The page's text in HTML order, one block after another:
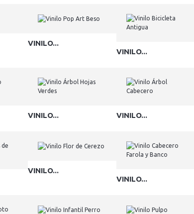
VINILO...
VINILO...
VINILO... VINILO...
VINILO...
VINILO...